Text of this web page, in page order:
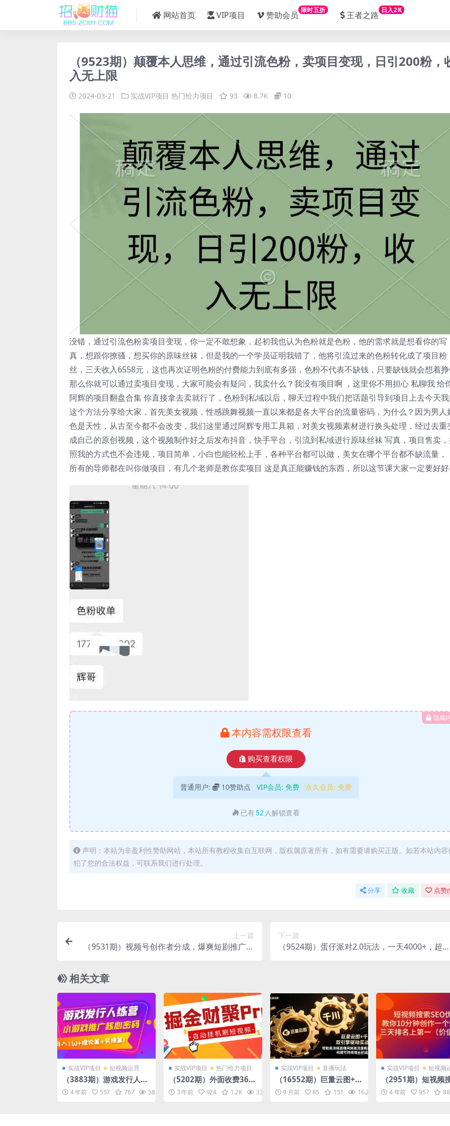
网站首页 VIP项目 赞助会员 限时五折 王者之路 日入2K
（9523期）颠覆本人思维，通过引流色粉，卖项目变现，日引200粉，
入无上限
2024-03-21 实战VIP项目 热门给力项目 93 8.7K 10
没错，通过引流色粉卖项目变现，你一定不敢想象，起初我也认为色粉就是色粉，他的需求就是想看你的写
真，想跟你撩骚，想买你的原味丝袜，但是我的一个学员证明我错了，他将引流过来的色粉转化成了项目粉
丝，三天收入6558元，这也再次证明色粉的付费能力到底有多强，色粉不代表不缺钱，只要缺钱就会想着
那么你就可以通过卖项目变现，大家可能会有疑问，我卖什么？我没有项目啊 ，这里你不用担心 私聊我 给
阿辉的项目翻盘合集 你直接拿去卖就行了，色粉到私域以后，聊天过程中我们把话题引导到项目上去今天
这个方法分享给大家，首先美女视频，性感跳舞视频一直以来都是各大平台的流量密码，为什么？因为男人
色是天性，从古至今都不会改变，我们这里通过阿辉专用工具箱，对美女视频素材进行换头处理，经过去重
成自己的原创视频，这个视频制作好之后发布抖音，快手平台，引流到私域进行原味丝袜 写真，项目售卖
照我的方式也不会违规，项目简单，小白也能轻松上手，各种平台都可以做，美女在哪个平台都不缺流量，
所有的导师都在叫你做项目，有几个老师是教你卖项目 这是真正能赚钱的东西，所以这节课大家一定要好
隐藏
本内容需权限查看
购买查看权限
普通用户: 10赞助点 VIP会员: 免费 永久会员: 免费
已有 52 人解锁查看
声明：本站为非盈利性赞助网站，本站所有教程收集自互联网，版权属原著所有，如有需要请购买正版。如若本站内容
犯了您的合法权益，可联系我们进行处理。
分享 收藏 点赞(
上一篇
（9531期）视频号创作者分成，爆爽短剧推广，
下一篇
（9524期）蛋仔派对2.0玩法，一天4000+，超级
相关文章
实战VIP项目 短视频运营
（3883期）游戏发行人训
练营：小游戏推广核心密
码，月入1W+理论篇+实
4 年前 557 767 58.5K 10
实战VIP项目 热门给力项目
（5202期）外面收费360
的最新掘金财聚Pro自动
刷短视频脚本 支持多个平
3 年前 924 1.2K 33.4K 10
实战VIP项目 直播玩法
（16552期）巨量云图+千
川双引擎驱动实战：帮助
高消耗直播间突破流量瓶
9 月前 85 151 16.2K 10
实战VIP项目 短视频
（2951期）短视频
O优化，教你10分
一个短视频，三天
4 年前 957